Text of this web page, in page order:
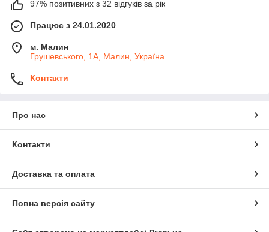
97% позитивних з 32 відгуків за рік
Працює з 24.01.2020
м. Малин
Грушевського, 1А, Малин, Україна
Контакти
Про нас
Контакти
Доставка та оплата
Повна версія сайту